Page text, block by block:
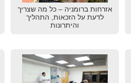
אזרחות ברומניה – כל מה שצריך
לדעת על הזכאות, התהליך
והיתרונות